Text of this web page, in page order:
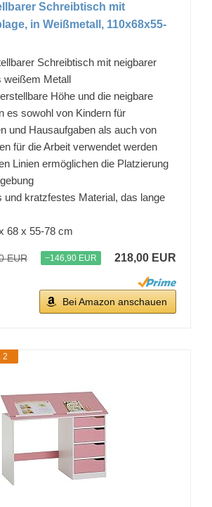
Schreibtisch mit
in Weißmetall, 110x68x55-
Schreibtisch mit neigbarer
weißem Metall
Höhe und die neigbare
es sowohl von Kindern für
und Hausaufgaben als auch von
für die Arbeit verwendet werden
Linien ermöglichen die Platzierung
und kratzfestes Material, das lange
68 x 55-78 cm
EUR −146,90 EUR 218,00 EUR
Bei Amazon anschauen
2